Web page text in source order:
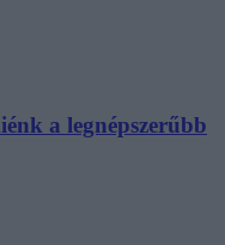
a legnépszerűbb